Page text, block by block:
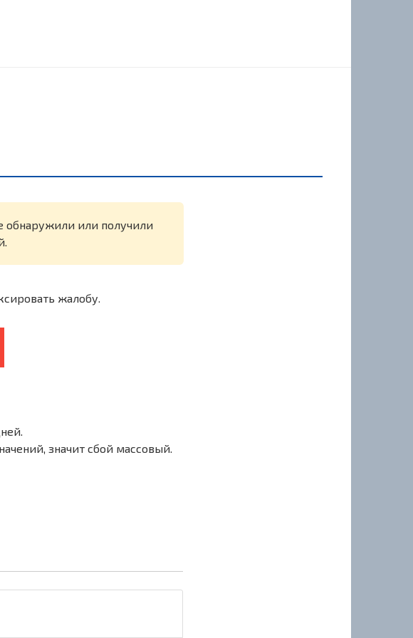
обнаружили или получили
жалобу.
значит сбой массовый.